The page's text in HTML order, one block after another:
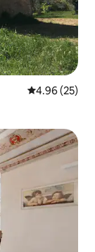
平均评分
4.96 (25)